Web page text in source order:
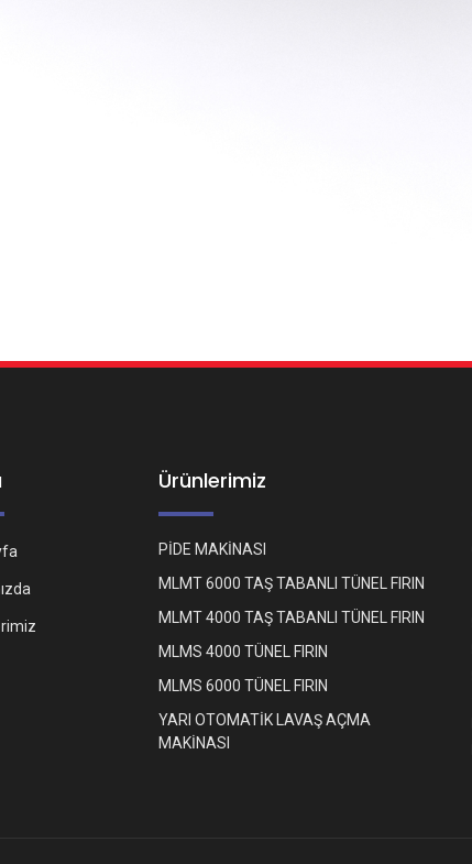
Ürünlerimiz
PİDE MAKİNASI
MLMT 6000 TAŞ TABANLI TÜNEL FIRIN
MLMT 4000 TAŞ TABANLI TÜNEL FIRIN
MLMS 4000 TÜNEL FIRIN
MLMS 6000 TÜNEL FIRIN
YARI OTOMATİK LAVAŞ AÇMA
MAKİNASI